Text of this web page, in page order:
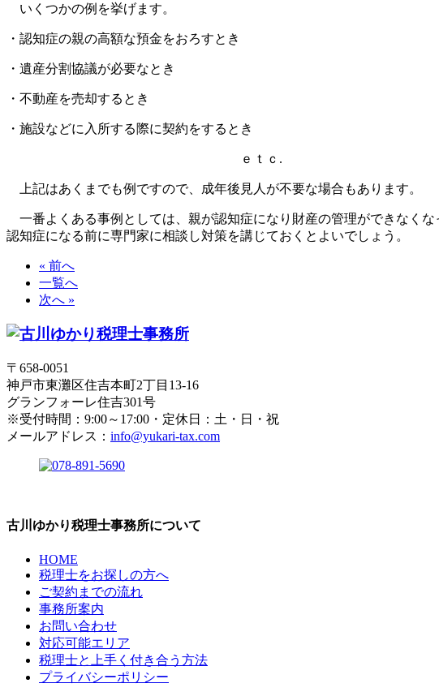
いくつかの例を挙げます。
・認知症の親の高額な預金をおろすとき
・遺産分割協議が必要なとき
・不動産を売却するとき
・施設などに入所する際に契約をするとき
ｅｔｃ.
上記はあくまでも例ですので、成年後見人が不要な場合もあります。
一番よくある事例としては、親が認知症になり財産の管理ができなく
認知症になる前に専門家に相談し対策を講じておくとよいでしょう。
« 前へ
一覧へ
次へ »
〒658-0051
神戸市東灘区住吉本町2丁目13-16
グランフォーレ住吉301号
※受付時間：9:00～17:00・定休日：土・日・祝
メールアドレス： info@yukari-tax.com
古川ゆかり税理士事務所について
HOME
税理士をお探しの方へ
ご契約までの流れ
事務所案内
お問い合わせ
対応可能エリア
税理士と上手く付き合う方法
プライバシーポリシー